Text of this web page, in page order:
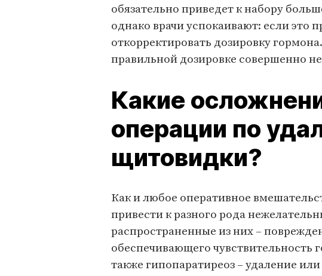
обязательно приведет к набору
однако врачи успокаивают: если это
откорректировать дозировку
правильной дозировке совершенно
Какие
операции по
щитовидки?
Как и любое оперативное
привести к разного рода
распространенные из них –
обеспечивающего чувствительность
также гипопаратиреоз – удаление